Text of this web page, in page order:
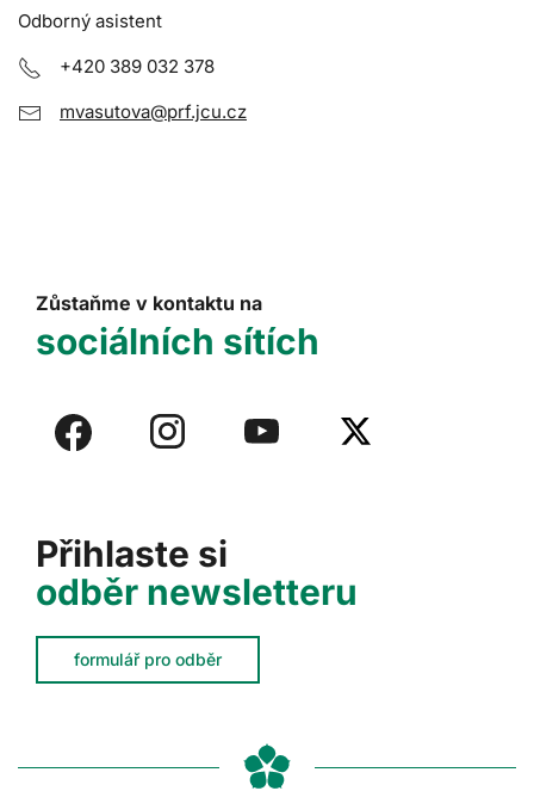
Odborný asistent
+420 389 032 378
mvasutova@prf.jcu.cz
Přihlaste si
odběr newsletteru
formulář pro odběr
Zůstaňme v kontaktu na
sociálních sítích